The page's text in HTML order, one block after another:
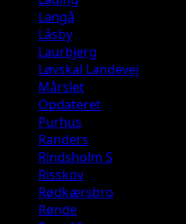
Langå
Låsby
Laurbjerg
Løvskal Landevej
Mårslet
Opdateret
Purhus
Randers
Rindsholm S
Risskov
Rødkærsbro
Rønde